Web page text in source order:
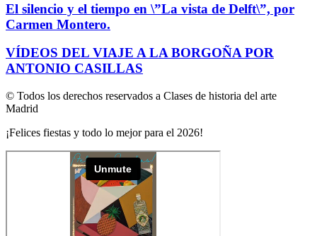
El silencio y el tiempo en \”La vista de Delft\”, por
Carmen Montero.
VÍDEOS DEL VIAJE A LA BORGOÑA POR
ANTONIO CASILLAS
© Todos los derechos reservados a Clases de historia del arte
Madrid
¡Felices fiestas y todo lo mejor para el 2026!